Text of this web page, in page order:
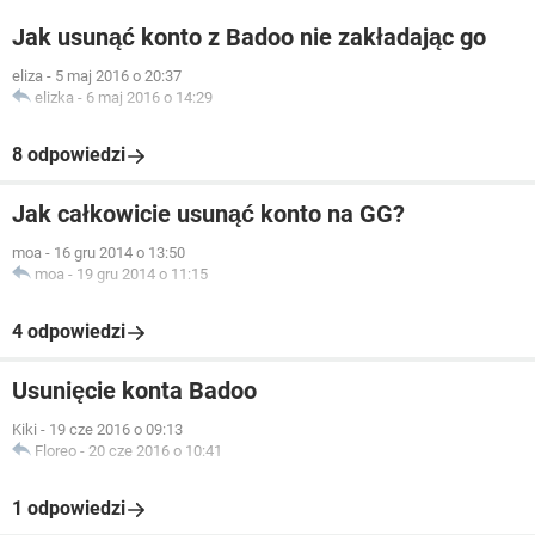
Jak usunąć konto z Badoo nie zakładając go
eliza - 5 maj 2016 o 20:37
elizka - 6 maj 2016 o 14:29
8 odpowiedzi
Jak całkowicie usunąć konto na GG?
moa - 16 gru 2014 o 13:50
moa - 19 gru 2014 o 11:15
4 odpowiedzi
Usunięcie konta Badoo
Kiki - 19 cze 2016 o 09:13
Floreo - 20 cze 2016 o 10:41
1 odpowiedzi